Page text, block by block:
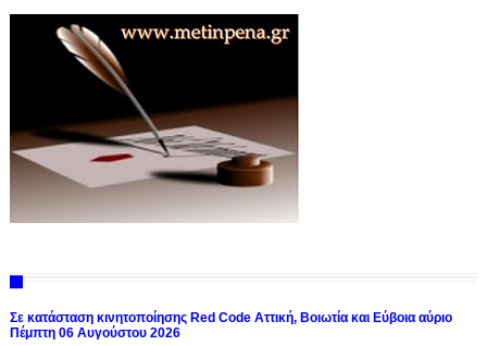
Σε κατάσταση κινητοποίησης Red Code Αττική, Βοιωτία και Εύβοια αύριο
Πέμπτη 06 Αυγούστου 2026